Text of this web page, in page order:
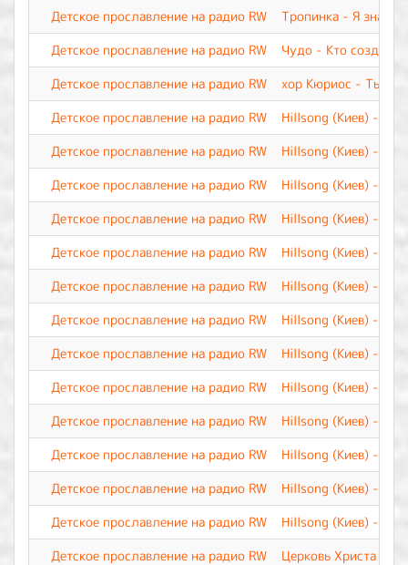
Детское прославление на радио RW
Тропинка - Я знаю
Детское прославление на радио RW
Чудо - Кто создал
Детское прославление на радио RW
хор Кюриос - Ты
Детское прославление на радио RW
Hillsong (Киев) - Я
Детское прославление на радио RW
Hillsong (Киев) - Я
Детское прославление на радио RW
Hillsong (Киев) - Ты
Детское прославление на радио RW
Hillsong (Киев) -
Детское прославление на радио RW
Hillsong (Киев) -
Детское прославление на радио RW
Hillsong (Киев) -
Детское прославление на радио RW
Hillsong (Киев) -
Детское прославление на радио RW
Hillsong (Киев) -
Детское прославление на радио RW
Hillsong (Киев) -
Детское прославление на радио RW
Hillsong (Киев) -
Детское прославление на радио RW
Hillsong (Киев) -
Детское прославление на радио RW
Hillsong (Киев) -
Детское прославление на радио RW
Hillsong (Киев) -
Детское прославление на радио RW
Церковь Христа -